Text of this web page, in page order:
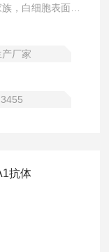
，白细胞表面分
。*个与分子的
从细胞内储存中
。
产厂家
3455